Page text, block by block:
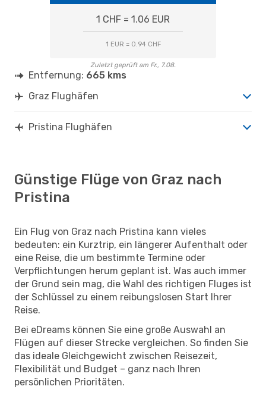
1 CHF = 1.06 EUR
1 EUR = 0.94 CHF
Zuletzt geprüft am Fr., 7.08.
Entfernung: 665 kms
Graz Flughäfen
Pristina Flughäfen
Günstige Flüge von Graz nach
Pristina
Ein Flug von Graz nach Pristina kann vieles
bedeuten: ein Kurztrip, ein längerer Aufenthalt oder
eine Reise, die um bestimmte Termine oder
Verpflichtungen herum geplant ist. Was auch immer
der Grund sein mag, die Wahl des richtigen Fluges ist
der Schlüssel zu einem reibungslosen Start Ihrer
Reise.
Bei eDreams können Sie eine große Auswahl an
Flügen auf dieser Strecke vergleichen. So finden Sie
das ideale Gleichgewicht zwischen Reisezeit,
Flexibilität und Budget – ganz nach Ihren
persönlichen Prioritäten.